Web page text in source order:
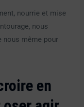
nourrie et mise
nous
nous même pour
en